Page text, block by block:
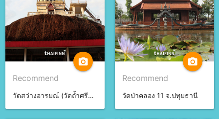
camera_alt
Recommend
วัดสว่างอารมณ์ (วัดถ้ำศรีธน) จ.บึงกาฬ
camera_alt
Recommend
วัดป่าคลอง 11 จ.ปทุมธานี